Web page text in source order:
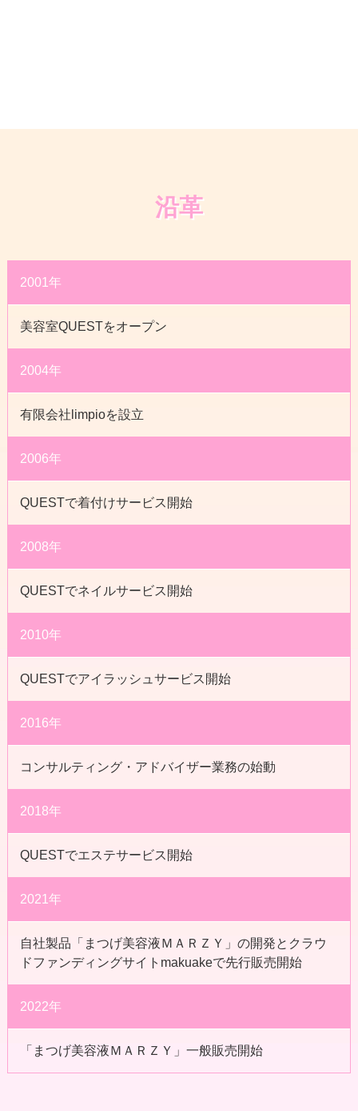
沿革
2001年
美容室QUESTをオープン
2004年
有限会社limpioを設立
2006年
QUESTで着付けサービス開始
2008年
QUESTでネイルサービス開始
2010年
QUESTでアイラッシュサービス開始
2016年
コンサルティング・アドバイザー業務の始動
2018年
QUESTでエステサービス開始
2021年
自社製品「まつげ美容液ＭＡＲＺＹ」の開発とクラウ
ドファンディングサイトmakuakeで先行販売開始
2022年
「まつげ美容液ＭＡＲＺＹ」一般販売開始